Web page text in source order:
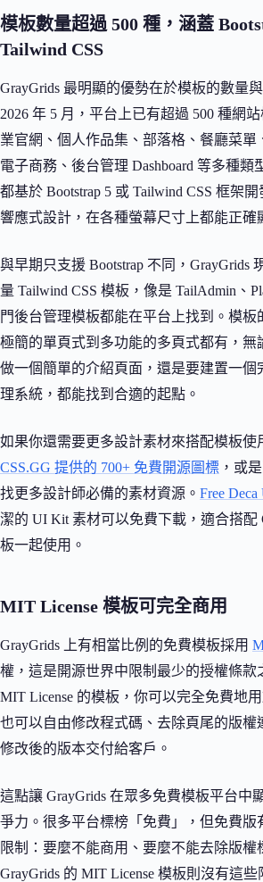
模板數量超過 500 種，涵蓋
Tailwind CSS
GrayGrids 最明顯的優勢在於模板的數量
2026 年 5 月，平台上已有超過 500 種網
業官網、個人作品集、部落格、餐廳菜單
電子商務、後台管理 Dashboard 等多種類
都基於 Bootstrap 5 或 Tailwind CSS 框架
響應式設計，在各種螢幕尺寸上都能正確
與早期只支援 Bootstrap 不同，GrayGrids
量 Tailwind CSS 模板，像是 TailAdmin、
門後台管理模板都能在平台上找到。模板
極簡的單頁式到多功能的多頁式都有，無
做一個簡單的介紹頁面，還是要建置一個
理系統，都能找到合適的起點。
如果你還需要更多設計素材來搭配模板使
CSS.GG 提供的 700+ 免費開源圖標 ，或
找更多設計師必備的素材資源。 Free
潔的 UI Kit 素材可以免費下載，適合搭配
板一起使用。
MIT License 模板可完全商用
GrayGrids 上有相當比例的免費模板採用
權，這是開源世界中限制最少的授權條款
MIT License 的模板，你可以完全免費地
也可以自由修改程式碼、去除頁尾的版權
修改後的版本交付給客戶。
這點讓 GrayGrids 在眾多免費模板平台中
爭力。很多平台標榜「免費」，但免費版
限制：要麼不能商用、要麼不能去除版權
GrayGrids 的 MIT License 模板則沒有這